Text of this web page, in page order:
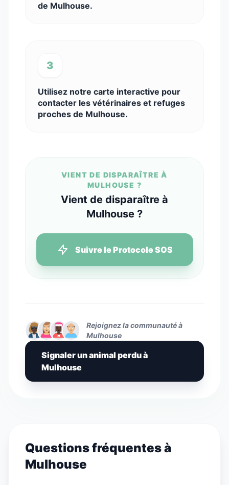
de Mulhouse.
3
Utilisez notre carte interactive pour
contacter les vétérinaires et refuges
proches de Mulhouse.
VIENT DE DISPARAÎTRE À
MULHOUSE ?
Vient de disparaître à
Mulhouse ?
Suivre le Protocole SOS
Rejoignez la communauté à
Mulhouse
Signaler un animal perdu à
Mulhouse
Questions fréquentes à
Mulhouse